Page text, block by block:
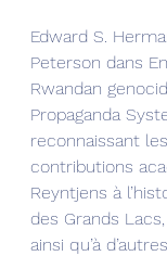
Edward S.
Peterson dans
Rwandan
Propaganda
reconnaissant
contributions
Reyntjens à
des Grands
ainsi qu’à